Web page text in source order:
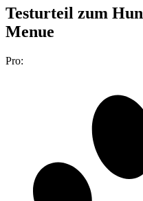
Testurteil zum
Menue
Pro: